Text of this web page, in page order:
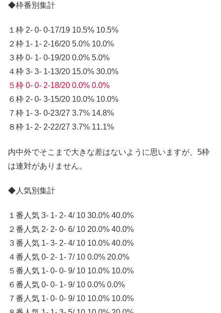
◆枠番別集計
１枠 2- 0- 0-17/19 10.5% 10.5%
２枠 1- 1- 2-16/20 5.0% 10.0%
３枠 0- 1- 0-19/20 0.0% 5.0%
４枠 3- 3- 1-13/20 15.0% 30.0%
５枠 0- 0- 2-18/20 0.0% 0.0%
６枠 2- 0- 3-15/20 10.0% 10.0%
７枠 1- 3- 0-23/27 3.7% 14.8%
８枠 1- 2- 2-22/27 3.7% 11.1%
内中外でそこまで大きな差はないように思いますが、5枠
は連対がありません。
◆人気別集計
１番人気 3- 1- 2- 4/ 10 30.0% 40.0%
２番人気 2- 2- 0- 6/ 10 20.0% 40.0%
３番人気 1- 3- 2- 4/ 10 10.0% 40.0%
４番人気 0- 2- 1- 7/ 10 0.0% 20.0%
５番人気 1- 0- 0- 9/ 10 10.0% 10.0%
６番人気 0- 0- 1- 9/ 10 0.0% 0.0%
７番人気 1- 0- 0- 9/ 10 10.0% 10.0%